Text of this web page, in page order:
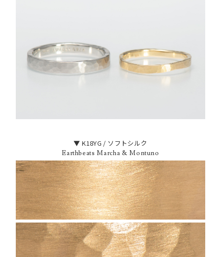
▼ K18YG / ソフトシルク
Earthbeats Marcha & Montuno